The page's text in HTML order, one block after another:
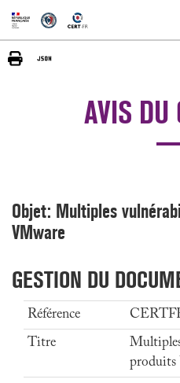
AVIS DU
Objet: Multiples
VMware
GESTION DU
Référence
Titre
produits